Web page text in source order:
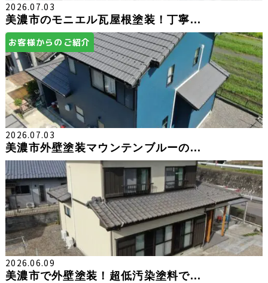
2026.07.03
美濃市のモニエル瓦屋根塗装！丁寧...
お客様からのご紹介
2026.07.03
美濃市外壁塗装マウンテンブルーの...
2026.06.09
美濃市で外壁塗装！超低汚染塗料で...